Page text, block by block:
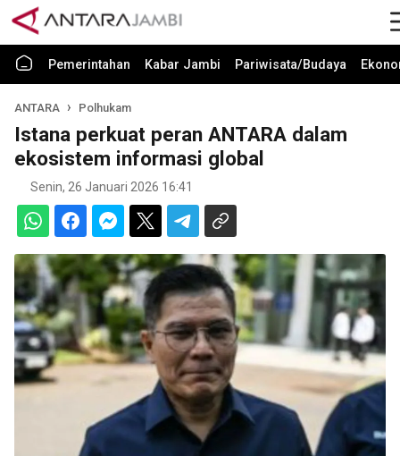
Pemerintahan Kabar Jambi Pariwisata/Budaya
ANTARA Polhukam
Istana perkuat peran ANTARA dalam
ekosistem informasi global
Senin, 26 Januari 2026 16:41